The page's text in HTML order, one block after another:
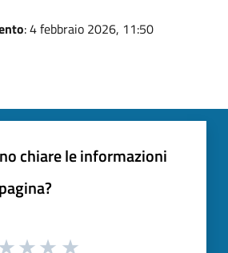
: 4 febbraio 2026, 11:50
chiare le informazioni